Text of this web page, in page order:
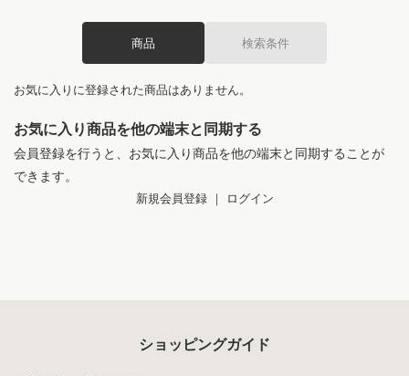
商品 検索条件
お気に入りに登録された商品はありません。
お気に入り商品を他の端末と同期する
会員登録を行うと、お気に入り商品を他の端末と同期することが
できます。
新規会員登録｜ ログイン
ショッピングガイド